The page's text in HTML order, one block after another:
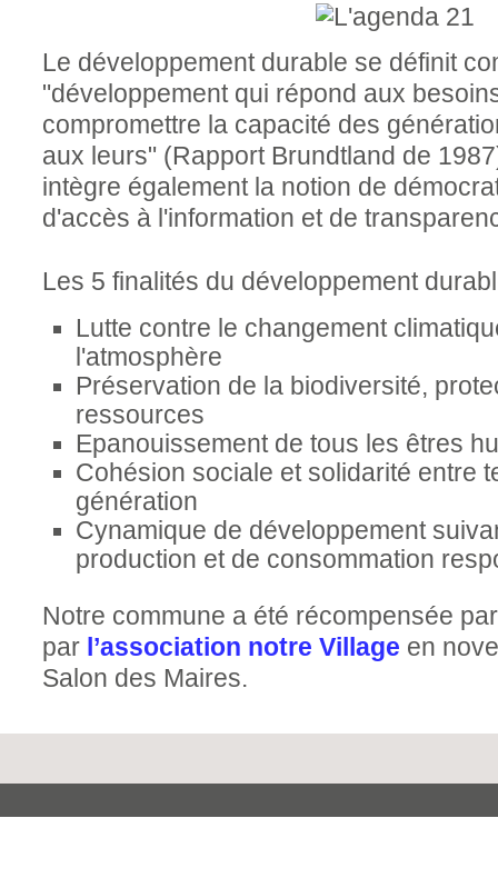
Le développement durable se définit
"développement qui répond aux
compromettre la capacité des
aux leurs" (Rapport Brundtland de
intègre également la notion de
d'accès à l'information et de
Les 5 finalités du développement
Lutte contre le changement
l'atmosphère
Préservation de la biodiversité,
ressources
Epanouissement de tous les êtres
Cohésion sociale et solidarité entre
génération
Cynamique de développement
production et de consommation
Notre commune a été récompensée
par l’association notre Village en
Salon des Maires.